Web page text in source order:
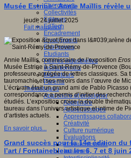
Chercheurs
Collectivités
Editeurs
EdTech
Encadrement
Enseignants
Entreprises
Etudiants
Filières industrielles
Institutionnels
Médiateurs
Parents
Thématiques
Apprendre et enseigner
Apprendre
Apprentissages
Apprentissages
Créativité
Culture numérique
Evaluations
Individualisation
Initiatives
Musée Estrine : Annie Maïllis révèle
jeudi, 24 juillet 2025
Fait marquant
Annie Maïllis, commissaire de l’exposition
Musée Estrine à Saint-Rémy-de-Provence
professeure agrégée de lettres classiques. Sa
tauromachie et ses miroirs dans l’œuvre de
L’écrivain était un grand ami de Pablo
correspondance a permis d’initier des
étudiés. L’exposition croise la double
taureau dans l’univers artistique et intime de
d’artistes actuels.
En savoir plus...
Grand succès pour la 14e édition du
l’art / Fontainebleau les 6, 7 et 8 juin